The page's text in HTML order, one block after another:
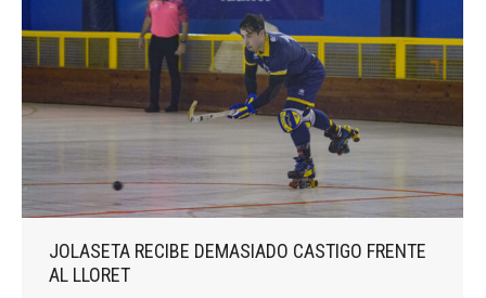
JOLASETA RECIBE DEMASIADO CASTIGO FRENTE
AL LLORET